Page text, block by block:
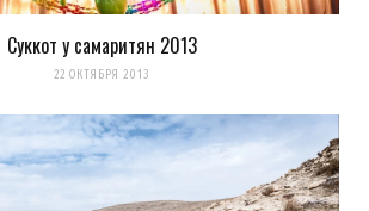
Суккот у самаритян 2013
22 ОКТЯБРЯ 2013